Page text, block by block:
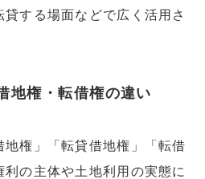
する場面などで広く活用さ
地権・転借権の違い
権」「転貸借地権」「転借
の主体や土地利用の実態に